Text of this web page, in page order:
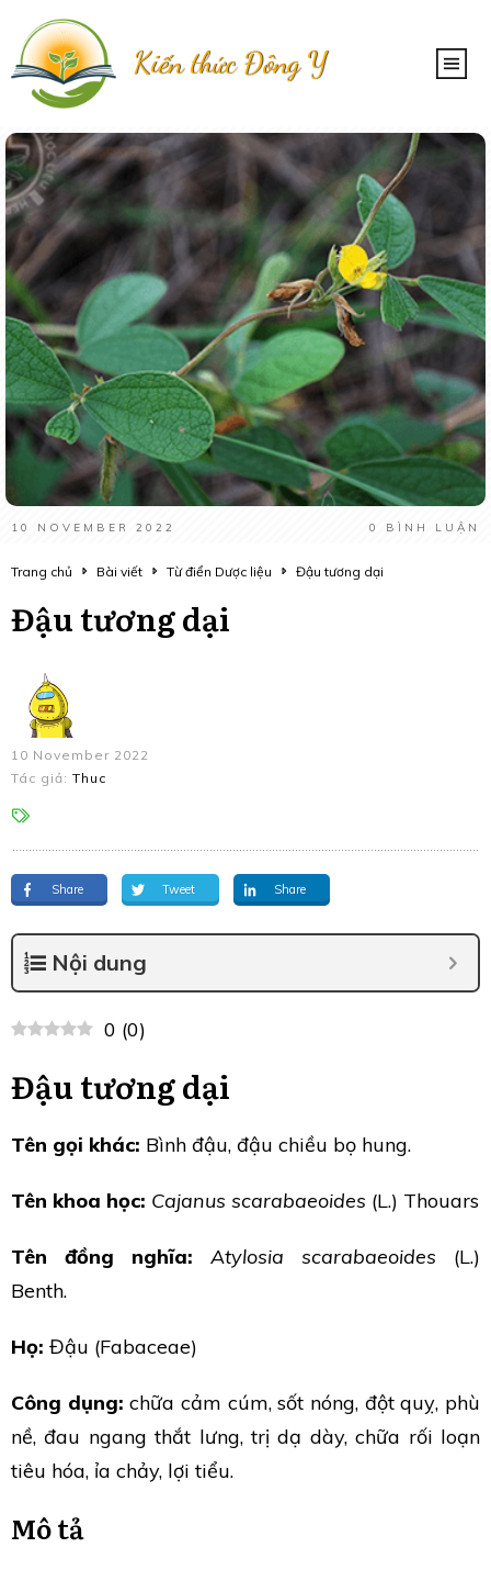
Kiến thức Đông Y
10 NOVEMBER 2022 0 BÌNH LUẬN
Trang chủ Bài viết Từ điển Dược liệu Đậu tương dại
Đậu tương dại
10 November 2022
Tác giả: Thuc
Share Tweet Share
Nội dung
0 (0)
Đậu tương dại
Tên gọi khác: Bình đậu, đậu chiều bọ hung.
Tên khoa học: Cajanus scarabaeoides (L.) Thouars
Tên đồng nghĩa: Atylosia scarabaeoides (L.)
Benth.
Họ: Đậu (Fabaceae)
Công dụng:chữa cảm cúm, sốt nóng, đột quỵ, phù
nề, đau ngang thắt lưng, trị dạ dày, chữa rối loạn
tiêu hóa, ỉa chảy, lợi tiểu.
Mô tả